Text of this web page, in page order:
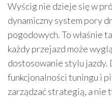
Wyścig nie dzieje się w
dynamiczny system pory
pogodowych. To właśnie
każdy przejazd może
dostosowanie stylu jazdy.
funkcjonalności tuningu i
zarządzać strategią, a nie